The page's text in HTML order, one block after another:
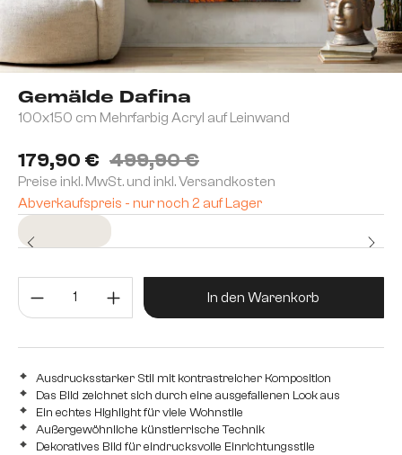
Gemälde Dafina
100x150 cm Mehrfarbig Acryl auf Leinwand
179,90 € 499,90 €
Preise inkl. MwSt. und inkl. Versandkosten
Abverkaufspreis - nur noch 2 auf Lager
Produkt Anzahl: Gib den
In den Warenkorb
Ausdrucksstarker Stil mit kontrastreicher Komposition
Das Bild zeichnet sich durch eine ausgefallenen Look aus
Ein echtes Highlight für viele Wohnstile
Außergewöhnliche künstlerrische Technik
Dekoratives Bild für eindrucksvolle Einrichtungsstile